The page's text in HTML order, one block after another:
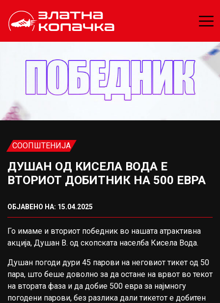
СООПШТЕНИЈА
ДУШАН ОД КИСЕЛА ВОДА Е
ВТОРИОТ ДОБИТНИК НА 500 ЕВРА
ОБЈАВЕНО НА: 15.04.2025
Го имаме и вториот победник во нашата атрактивна
акција, Душан В. од скопската населба Кисела Вода.
Душан погоди дури 45 парови на неговиот тикет од 50
пара, што беше доволно за да остане на врвот во текот
на втората фаза и да добие 500 евра за најмногу
погодени парови, без разлика дали тикетот е добитен